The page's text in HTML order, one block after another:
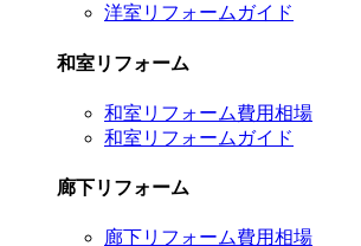
洋室リフォームガイド
和室リフォーム
和室リフォーム費用相場
和室リフォームガイド
廊下リフォーム
廊下リフォーム費用相場